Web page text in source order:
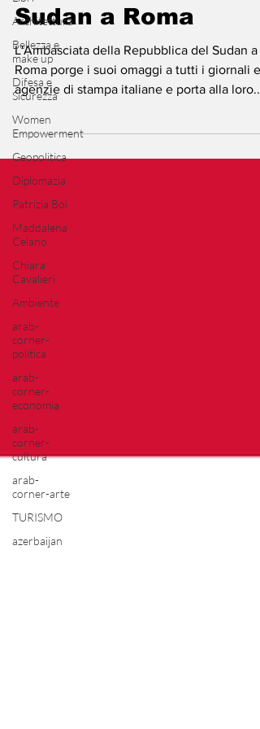
Architettura
Bellezza e
make up
Difesa e
Sicurezza
Women
Empowerment
Geopolitica
Diplomazia
Patrizia Boi
Maddalena
Celano
Chiara
Cavalieri
Ambiente
arab-
corner-
politica
arab-
corner-
economia
arab-
corner-
cultura
arab-
corner-arte
TURISMO
azerbaijan
ambasciata del
Sudan a Roma
L'Ambasciata della Repubblica del Sudan a
Roma porge i suoi omaggi a tutti i giornali e
agenzie di stampa italiane e porta alla loro...